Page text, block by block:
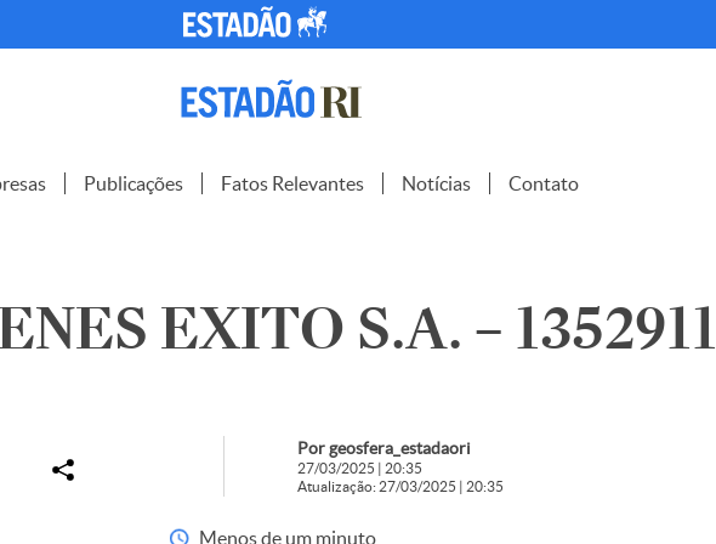
Publicações Fatos Relevantes Notícias Contato
EXITO S.A. – 1352911
Por geosfera_estadaori
27/03/2025 | 20:35
Atualização: 27/03/2025 | 20:35
Menos de um minuto